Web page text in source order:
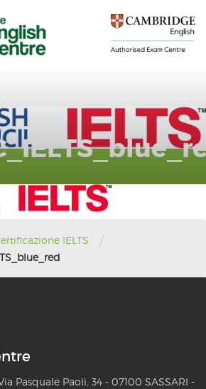
IELTS /
Pasquale Paoli, 34 - 07100 SASSARI -